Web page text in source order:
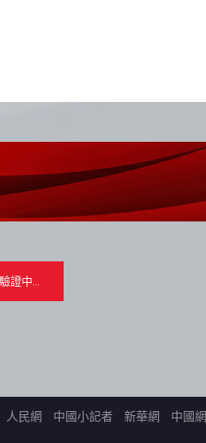
人民網 中國小記者 新華網 中國網